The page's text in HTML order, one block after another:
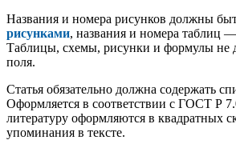
Названия и номера рисунков должны
рисунками, названия и номера таблиц —
Таблицы, схемы, рисунки и формулы не
поля.
Статья обязательно должна содержать
Оформляется в соответствии с ГОСТ Р
литературу оформляются в квадратных
упоминания в тексте.